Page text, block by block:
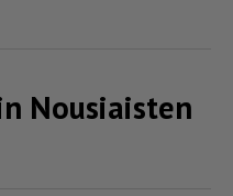
Nousiaisten